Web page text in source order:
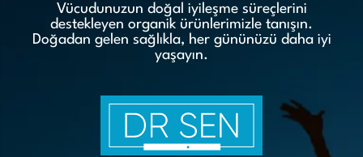
Vücudunuzun doğal iyileşme süreçlerini
destekleyen organik ürünlerimizle tanışın.
Doğadan gelen sağlıkla, her gününüzü daha iyi
yaşayın.